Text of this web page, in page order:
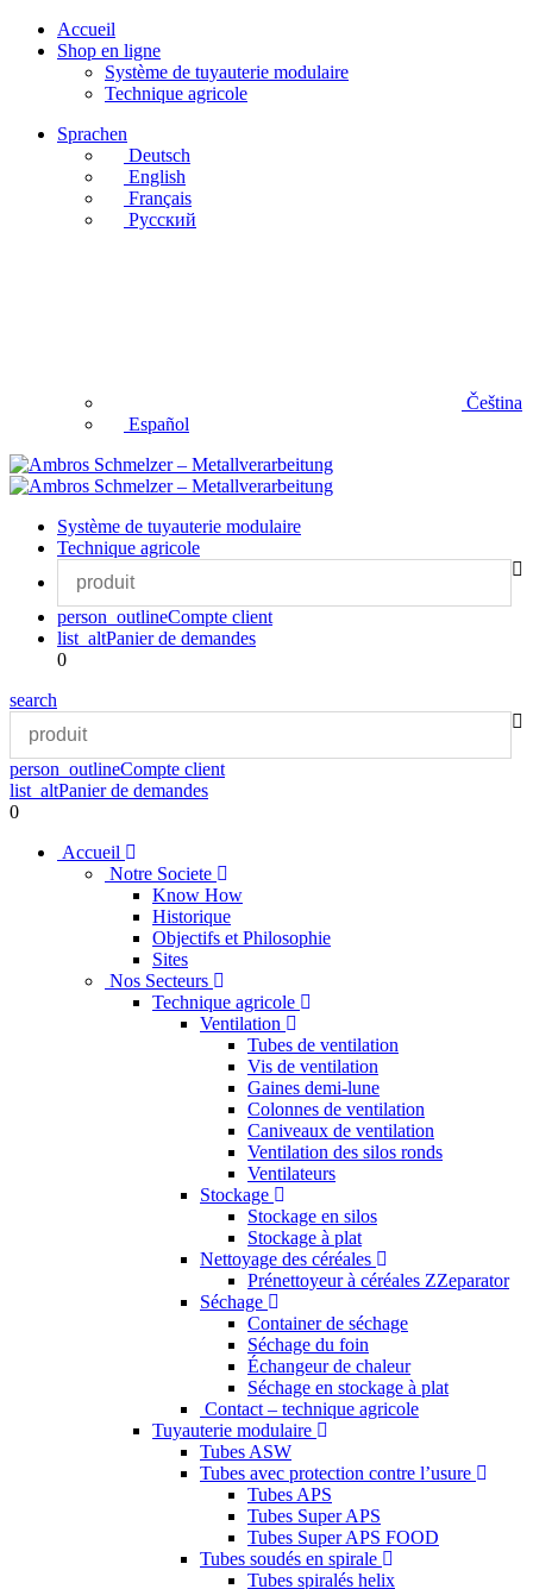
Accueil
Shop en ligne
Système de tuyauterie modulaire
Technique agricole
Sprachen
Deutsch
English
Français
Русский
Čeština
Español
Système de tuyauterie modulaire
Technique agricole
person_outlineCompte client
list_altPanier de demandes
0
search
person_outlineCompte client
list_altPanier de demandes
0
Accueil
Notre Societe
Know How
Historique
Objectifs et Philosophie
Sites
Nos Secteurs
Technique agricole
Ventilation
Tubes de ventilation
Vis de ventilation
Gaines demi-lune
Colonnes de ventilation
Caniveaux de ventilation
Ventilation des silos ronds
Ventilateurs
Stockage
Stockage en silos
Stockage à plat
Nettoyage des céréales
Prénettoyeur à céréales ZZeparator
Séchage
Container de séchage
Séchage du foin
Échangeur de chaleur
Séchage en stockage à plat
Contact – technique agricole
Tuyauterie modulaire
Tubes ASW
Tubes avec protection contre l’usure
Tubes APS
Tubes Super APS
Tubes Super APS FOOD
Tubes soudés en spirale
Tubes spiralés helix